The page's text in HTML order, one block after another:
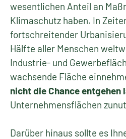
wesentlichen Anteil an
Klimaschutz haben. In
fortschreitender
Hälfte aller Menschen
Industrie- und
wachsende Fläche
nicht die Chance entgehen
Unternehmensflächen
Darüber hinaus sollte es